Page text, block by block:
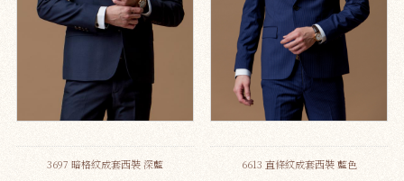
3697 暗格紋成套西裝 深藍
6613 直條紋成套西裝 藍色